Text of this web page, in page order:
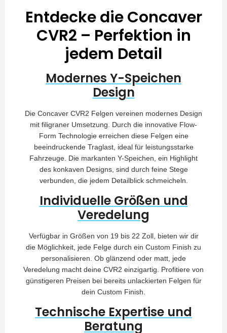
Entdecke die Concaver
CVR2 – Perfektion in
jedem Detail
Modernes Y-Speichen
Design
Die Concaver CVR2 Felgen vereinen modernes Design
mit filigraner Umsetzung. Durch die innovative Flow-
Form Technologie erreichen diese Felgen eine
beeindruckende Traglast, ideal für leistungsstarke
Fahrzeuge. Die markanten Y-Speichen, ein Highlight
des konkaven Designs, sind durch feine Stege
verbunden, die jedem Detailblick schmeicheln.
Individuelle Größen und
Veredelung
Verfügbar in Größen von 19 bis 22 Zoll, bieten wir dir
die Möglichkeit, jede Felge durch ein Custom Finish zu
personalisieren. Ob glänzend oder matt, jede
Veredelung macht deine CVR2 einzigartig. Profitiere von
günstigeren Preisen bei bereits unlackierten Felgen für
dein Custom Finish.
Technische Expertise und
Beratung